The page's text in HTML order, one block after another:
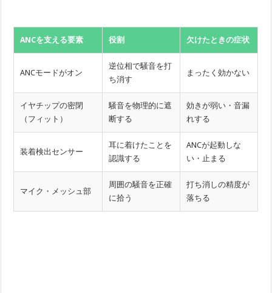
ANCを支える要素 役割 欠けたときの症状
ANCモードがオン
逆位相で騒音を打
ち消す
まったく効かない
イヤチップの密閉
（フィット）
騒音を物理的に遮
断する
効きが弱い・音漏
れする
装着検出センサー
耳に着けたことを
認識する
ANCが起動しな
い・止まる
マイク・メッシュ部
周囲の騒音を正確
に拾う
打ち消しの精度が
落ちる